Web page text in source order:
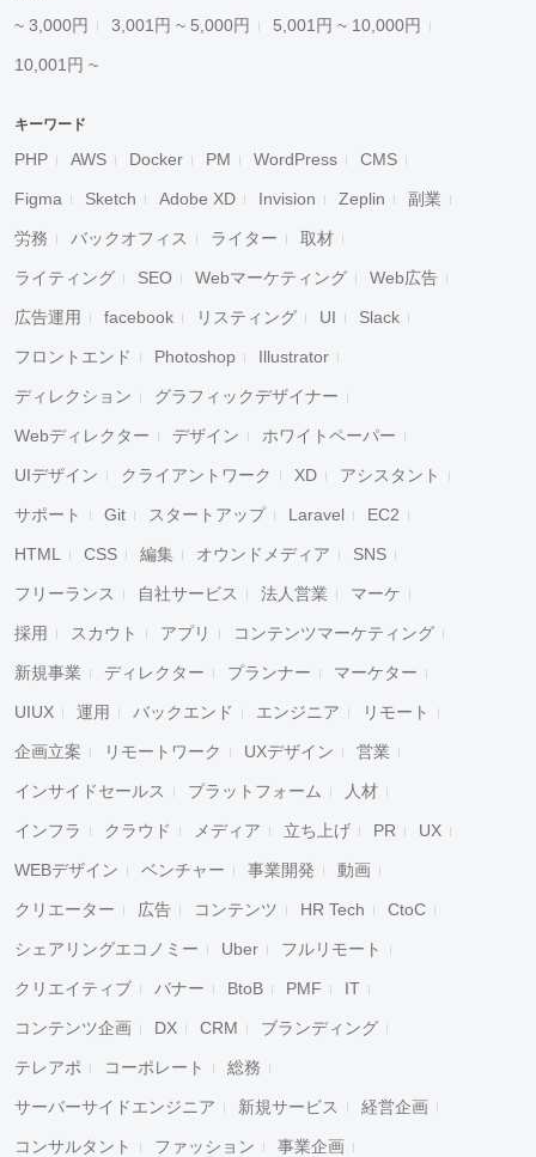
~ 3,000円 3,001円 ~ 5,000円 5,001円 ~ 10,000円
10,001円 ~
キーワード
PHP AWS Docker PM WordPress CMS
Figma Sketch Adobe XD Invision Zeplin 副業
労務 バックオフィス ライター 取材
ライティング SEO Webマーケティング Web広告
広告運用 facebook リスティング UI Slack
フロントエンド Photoshop Illustrator
ディレクション グラフィックデザイナー
Webディレクター デザイン ホワイトペーパー
UIデザイン クライアントワーク XD アシスタント
サポート Git スタートアップ Laravel EC2
HTML CSS 編集 オウンドメディア SNS
フリーランス 自社サービス 法人営業 マーケ
採用 スカウト アプリ コンテンツマーケティング
新規事業 ディレクター プランナー マーケター
UIUX 運用 バックエンド エンジニア リモート
企画立案 リモートワーク UXデザイン 営業
インサイドセールス プラットフォーム 人材
インフラ クラウド メディア 立ち上げ PR UX
WEBデザイン ベンチャー 事業開発 動画
クリエーター 広告 コンテンツ HR Tech CtoC
シェアリングエコノミー Uber フルリモート
クリエイティブ バナー BtoB PMF IT
コンテンツ企画 DX CRM ブランディング
テレアポ コーポレート 総務
サーバーサイドエンジニア 新規サービス 経営企画
コンサルタント ファッション 事業企画